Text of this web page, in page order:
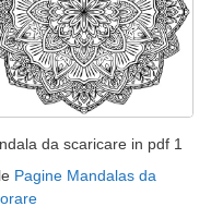
da scaricare in pdf 1
Pagine Mandalas da